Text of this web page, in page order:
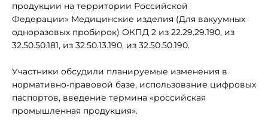
продукции на территории Российской
Федерации» Медицинские изделия (Для вакуумных
одноразовых пробирок) ОКПД 2 из 22.29.29.190, из
32.50.50.181, из 32.50.13.190, из 32.50.50.190.
Участники обсудили планируемые изменения в
нормативно-правовой базе, использование цифровых
паспортов, введение термина «российская
промышленная продукция».